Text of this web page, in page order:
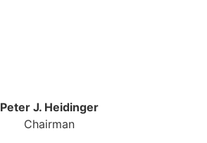
Peter J. Heidinger
Chairman